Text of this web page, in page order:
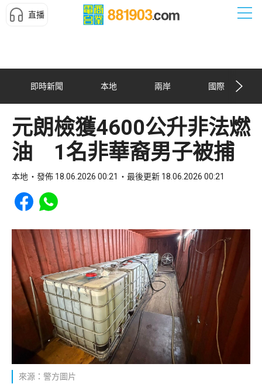
直播
即時新聞 本地 兩岸 國際
元朗檢獲4600公升非法燃
油 1名非華裔男子被捕
本地 發佈 18.06.2026 00:21 最後更新 18.06.2026 00:21
Share to Facebook
Share to WhatsApp
來源：警方圖片